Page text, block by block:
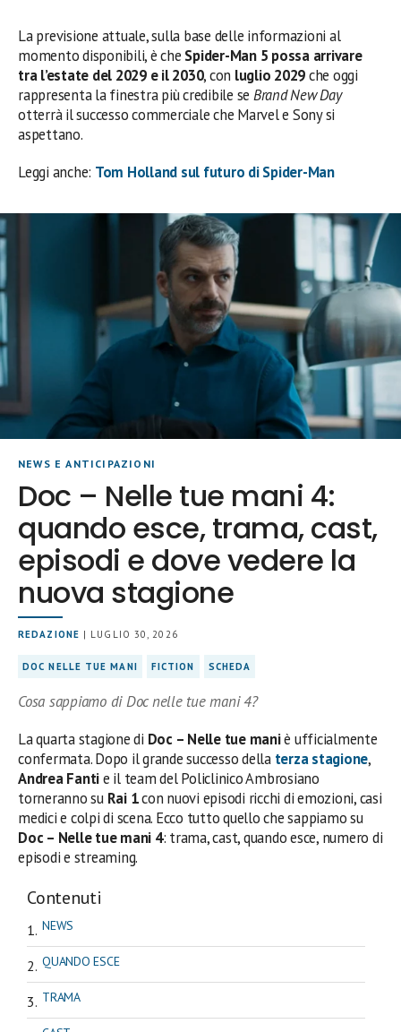
La previsione attuale, sulla base delle informazioni al
momento disponibili, è che Spider-Man 5 possa arrivare
tra l’estate del 2029 e il 2030, con luglio 2029che oggi
rappresenta la finestra più credibile se Brand New Day
otterrà il successo commerciale che Marvel e Sony si
aspettano.
Leggi anche: Tom Holland sul futuro di Spider-Man
NEWS E ANTICIPAZIONI
Doc – Nelle tue mani 4:
quando esce, trama, cast,
episodi e dove vedere la
nuova stagione
REDAZIONE | LUGLIO 30, 2026
DOC NELLE TUE MANI FICTION SCHEDA
Cosa sappiamo di Doc nelle tue mani 4?
La quarta stagione di Doc – Nelle tue maniè ufficialmente
confermata. Dopo il grande successo della terza stagione,
Andrea Fantie il team del Policlinico Ambrosiano
torneranno su Rai 1con nuovi episodi ricchi di emozioni, casi
medici e colpi di scena. Ecco tutto quello che sappiamo su
Doc – Nelle tue mani 4: trama, cast, quando esce, numero di
episodi e streaming.
Contenuti
NEWS
QUANDO ESCE
TRAMA